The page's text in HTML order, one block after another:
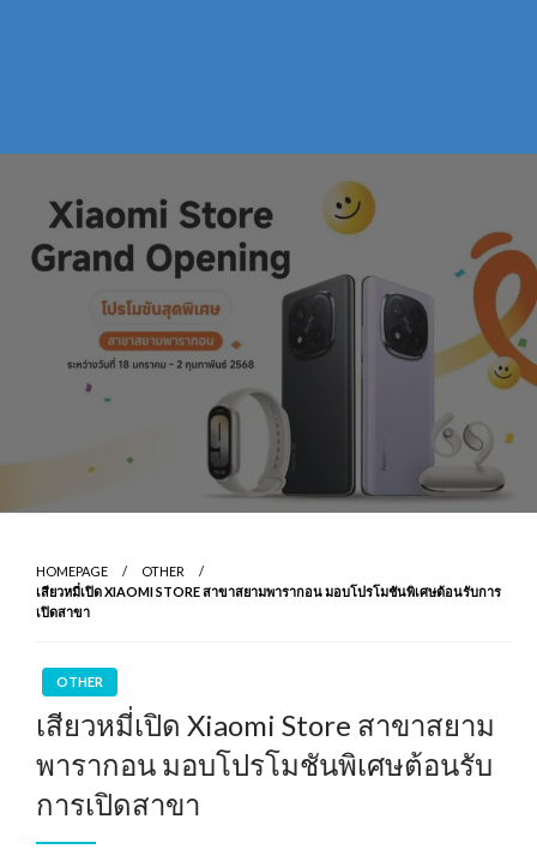
HOMEPAGE
OTHER
เสียวหมี่เปิด XIAOMI STORE สาขาสยามพารากอน มอบโปรโมชันพิเศษต้อนรับการ
เปิดสาขา
OTHER
เสียวหมี่เปิด Xiaomi Store สาขาสยาม
พารากอน มอบโปรโมชันพิเศษต้อนรับ
การเปิดสาขา